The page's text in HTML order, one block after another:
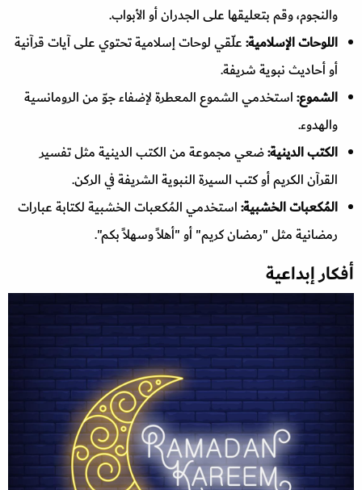
والنجوم، وقم بتعليقها على الجدران أو الأبواب.
اللوحات الإسلامية:علّقي لوحات إسلامية تحتوي على آيات قرآنية
أو أحاديث نبوية شريفة.
الشموع:استخدمي الشموع المعطرة لإضفاء جوّ من الرومانسية
والهدوء.
الكتب الدينية:ضعي مجموعة من الكتب الدينية مثل تفسير
القرآن الكريم أو كتب السيرة النبوية الشريفة في الركن.
المُكعبات الخشبية:استخدمي المُكعبات الخشبية لكتابة عبارات
رمضانية مثل "رمضان كريم" أو "أهلاً وسهلاً بكم".
أفكار إبداعية